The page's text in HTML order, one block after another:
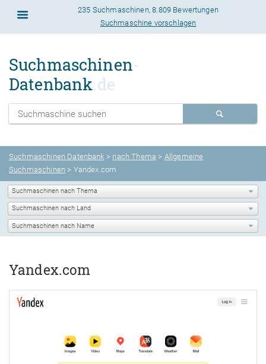
235 Suchmaschinen,8.809 Bewertungen
Suchmaschine vorschlagen
Suchmaschinen-
Datenbank.de
Suchmaschinen Datenbank > nach Thema > Allgemeine
Suchmaschinen > Yandex.com
Yandex.com